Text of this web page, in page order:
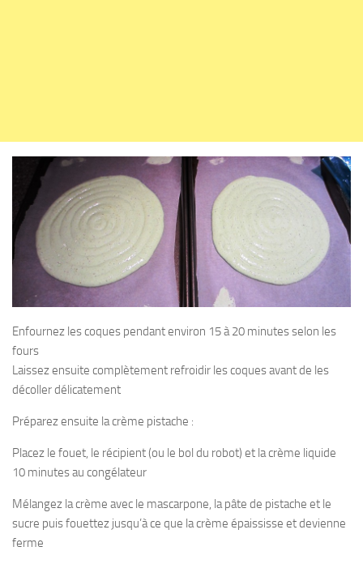
Enfournez les coques pendant environ 15 à 20 minutes selon les
fours
Laissez ensuite complètement refroidir les coques avant de les
décoller délicatement
Préparez ensuite la crème pistache :
Placez le fouet, le récipient (ou le bol du robot) et la crème liquide
10 minutes au congélateur
Mélangez la crème avec le mascarpone, la pâte de pistache et le
sucre puis fouettez jusqu’à ce que la crème épaississe et devienne
ferme